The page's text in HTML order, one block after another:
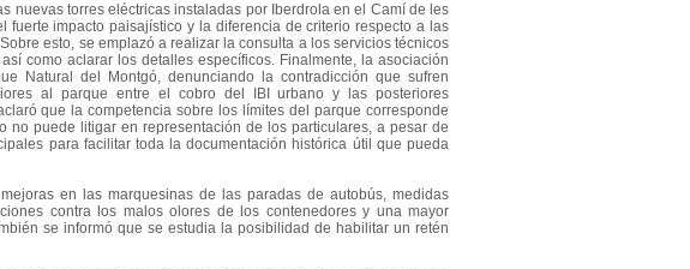
nuevas torres eléctricas instaladas por Iberdrola en el Camí de les
impacto paisajístico y la diferencia de criterio respecto a las
esto, se emplazó a realizar la consulta a los servicios técnicos
como aclarar los detalles específicos. Finalmente, la asociación
Natural del Montgó, denunciando la contradicción que sufren
al parque entre el cobro del IBI urbano y las posteriores
que la competencia sobre los límites del parque corresponde
puede litigar en representación de los particulares, a pesar de
para facilitar toda la documentación histórica útil que pueda
en las marquesinas de las paradas de autobús, medidas
contra los malos olores de los contenedores y una mayor
se informó que se estudia la posibilidad de habilitar un retén